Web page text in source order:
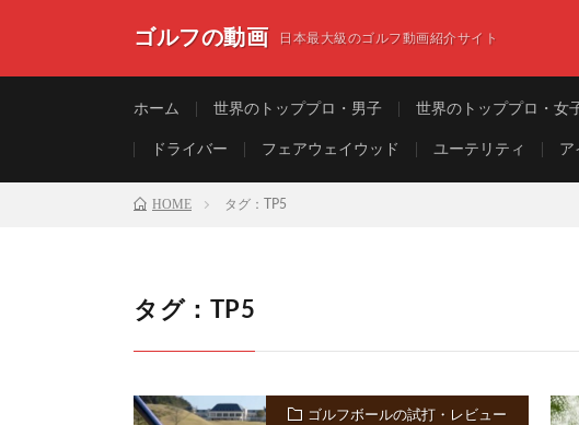
ゴルフの動画 日本最大級のゴルフ動画紹介サイト
ホーム 世界のトッププロ・男子 世界のトッププロ・女
ドライバー フェアウェイウッド ユーテリティ ア
HOME タグ：TP5
タグ：TP5
ゴルフボールの試打・レビュー